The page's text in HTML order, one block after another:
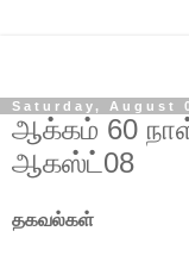
Saturday, August
ஆக்கம் 60
ஆகஸ்ட்08
தகவல்கள்